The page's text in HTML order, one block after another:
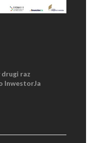
drugi raz
InwestorJa